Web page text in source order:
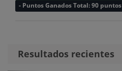
- Puntos Ganados Total: 90 puntos
Resultados recientes